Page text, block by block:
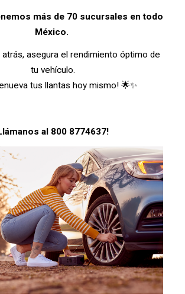
más de 70 sucursales en todo
México.
asegura el rendimiento óptimo de
tu vehículo.
tus llantas hoy mismo! 🌟✨
al 800 8774637!